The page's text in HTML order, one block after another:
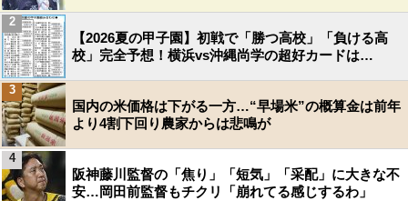
【2026夏の甲子園】初戦で「勝つ高校」「負ける高
校」完全予想！横浜vs沖縄尚学の超好カードは…
2
国内の米価格は下がる一方…“早場米”の概算金は前年
より4割下回り農家からは悲鳴が
3
阪神藤川監督の「焦り」「短気」「采配」に大きな不
安…岡田前監督もチクリ「崩れてる感じするわ」
4